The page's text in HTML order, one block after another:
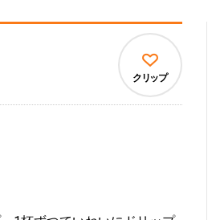
クリップ